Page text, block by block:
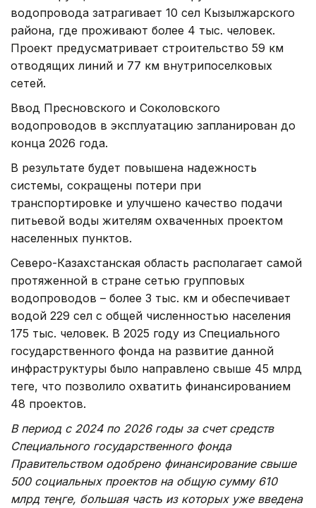
водопровода затрагивает 10 сел Кызылжарского
района, где проживают более 4 тыс. человек.
Проект предусматривает строительство 59 км
отводящих линий и 77 км внутрипоселковых
сетей.
Ввод Пресновского и Соколовского
водопроводов в эксплуатацию запланирован до
конца 2026 года.
В результате будет повышена надежность
системы, сокращены потери при
транспортировке и улучшено качество подачи
питьевой воды жителям охваченных проектом
населенных пунктов.
Северо-Казахстанская область располагает самой
протяженной в стране сетью групповых
водопроводов – более 3 тыс. км и обеспечивает
водой 229 сел с общей численностью населения
175 тыс. человек. В 2025 году из Специального
государственного фонда на развитие данной
инфраструктуры было направлено свыше 45 млрд
теңге, что позволило охватить финансированием
48 проектов.
В период с 2024 по 2026 годы за счет средств
Специального государственного фонда
Правительством одобрено финансирование свыше
500 социальных проектов на общую сумму 610
млрд теңге, большая часть из которых уже введена